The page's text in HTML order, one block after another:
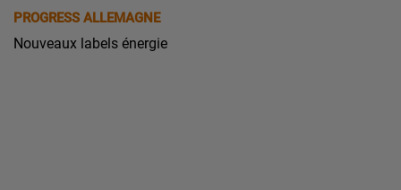
PROGRESS ALLEMAGNE
Nouveaux labels énergie